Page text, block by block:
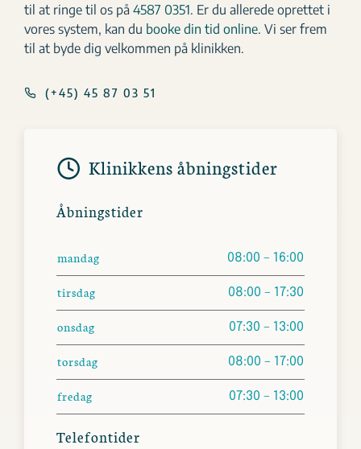
til at ringe til os på 4587 0351. Er du allerede oprettet i
vores system, kan du booke din tid online. Vi ser frem
til at byde dig velkommen på klinikken.
(+45) 45 87 03 51
Klinikkens åbningstider
Åbningstider
mandag 08:00 – 16:00
tirsdag 08:00 – 17:30
onsdag 07:30 – 13:00
torsdag 08:00 – 17:00
fredag 07:30 – 13:00
Telefontider